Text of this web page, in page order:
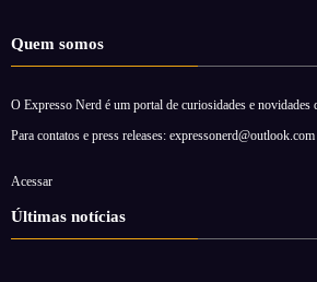
Quem somos
O Expresso Nerd é um portal de curiosidades e novidades
Para contatos e press releases: expressonerd@outlook.com
Acessar
Últimas notícias